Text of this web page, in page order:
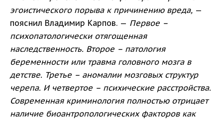
эгоистического порыва к причинению вреда, —
пояснил Владимир Карпов. — Первое –
психопатологически отягощенная
наследственность. Второе – патология
беременности или травма головного мозга в
детстве. Третье – аномалии мозговых структур
черепа. И четвертое – психические расстройства.
Современная криминология полностью отрицает
наличие биоантропологических факторов как